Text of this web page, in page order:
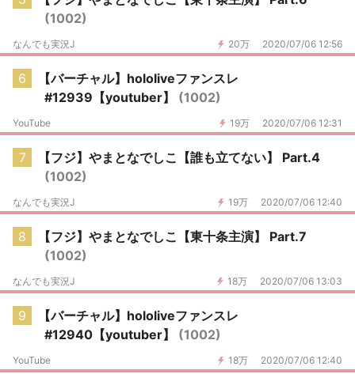
(1002)
20万 2020/07/06 12:56
なんでも実況J
6
【バーチャル】hololiveファンスレ
#12939【youtuber】 (1002)
19万 2020/07/06 12:31
YouTube
7
【フジ】やまとなでしこ【誰も立てない】 Part.4
(1002)
19万 2020/07/06 12:40
なんでも実況J
8
【フジ】やまとなでしこ【東十条主演】 Part.7
(1002)
18万 2020/07/06 13:03
なんでも実況J
9
【バーチャル】hololiveファンスレ
#12940【youtuber】 (1002)
18万 2020/07/06 12:40
YouTube